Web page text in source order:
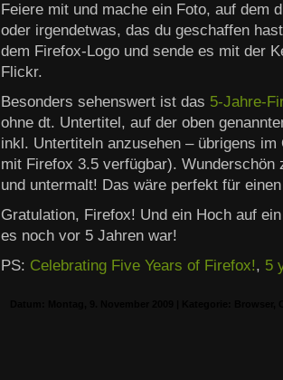
Feiere mit und mache ein Foto, auf dem
oder irgendetwas, das du geschaffen
dem Firefox-Logo und sende es mit der
Flickr.
Besonders sehenswert ist das 5-Jahre-
ohne dt. Untertitel, auf der oben
inkl. Untertiteln anzusehen – übrigens
mit Firefox 3.5 verfügbar). Wunderschön
und untermalt! Das wäre perfekt für
Gratulation, Firefox! Und ein Hoch auf
es noch vor 5 Jahren war!
PS: Celebrating Five Years of Firefox!, 5